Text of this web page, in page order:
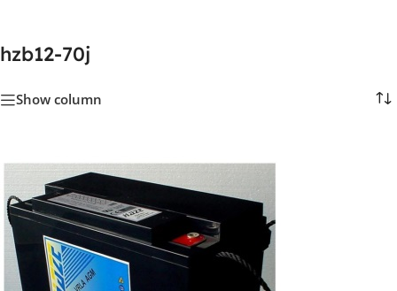
hzb12-70j
Show column